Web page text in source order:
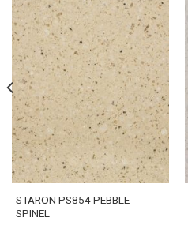
STARON PS854 PEBBLE
SPINEL